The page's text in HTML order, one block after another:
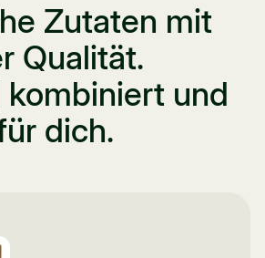
Zutaten mit
Qualität.
und
dich.